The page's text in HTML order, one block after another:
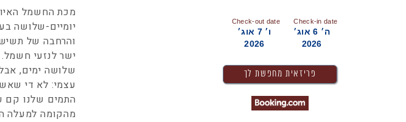
מכת החשמל
יומיים-שלושה
והרחבה של
ישר לנזעי
שלושה ימים,
עצמי: לא די
התמים שלנו קם
מהקומה למעלה
Check-in date
ה׳ 6 אוג׳
2026
Check-out date
ו׳ 7 אוג׳
2026